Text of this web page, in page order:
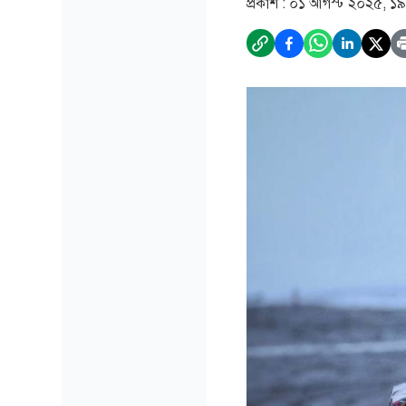
প্রকাশ : ০১ আগস্ট ২০২৫,